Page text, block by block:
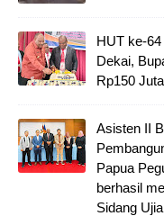
HUT ke-
Dekai,
Rp150
Asisten II
Papua
berhasil
Sidang